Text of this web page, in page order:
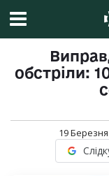
обстріли:
19